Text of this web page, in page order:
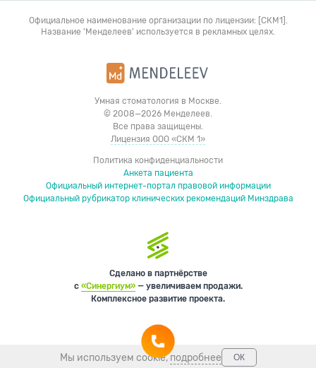
Официальное наименование организации по лицензии: [СКМ1].
Название 'Менделеев' используется в рекламных целях.
Умная стоматология в Москве.
© 2008—2026 Менделеев.
Все права защищены.
Лицензия ООО «СКМ 1»
Политика конфиденциальности
Анкета пациента
Официальный интернет-портал правовой информации
Официальный рубрикатор клинических рекомендаций Минздрава
Сделано в партнёрстве
с «Синергиум»— увеличиваем продажи.
Комплексное развитие проекта.
Мы используем cookie,подробнее ОК